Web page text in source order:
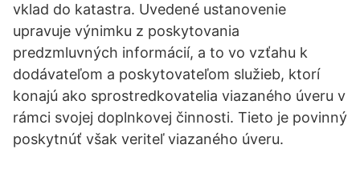
vklad do katastra. Uvedené ustanovenie
upravuje výnimku z poskytovania
predzmluvných informácií, a to vo vzťahu k
dodávateľom a poskytovateľom služieb, ktorí
konajú ako sprostredkovatelia viazaného úveru v
rámci svojej doplnkovej činnosti. Tieto je povinný
poskytnúť však veriteľ viazaného úveru.